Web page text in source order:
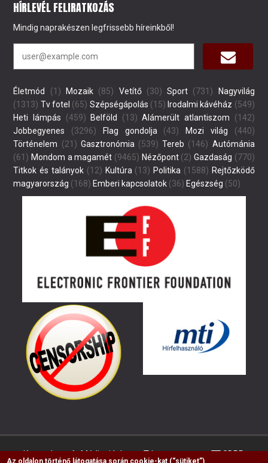
HÍRLEVÉL FELIRATKOZÁS
Mindig naprakészen legfrissebb híreinkből!
Életmód (1) Mozaik(85) Vetítő(30) Sport (731)
Nagyvilág
(1313) Tv fotel (65) Szépségápolás (15) Irodalmi kávéház (549)
Heti lámpás (459) Belföld (13) Alámerült atlantiszom (142)
Jobbegyenes (3296) Flag gondolja(43) Mozi világ (440)
Történelem (21) Gasztronómia(539) Tereb (146) Autómánia
(61) Mondom a magamét (9465) Nézőpont(2) Gazdaság (770)
Titkok és talányok(12) Kultúra(13) Politika (1588) Rejtőzködő
magyarország (168) Emberi kapcsolatok (36) Egészség (50)
Kapcsolat Médiaajánlat Impresszum GDPR
Az oldalon történő látogatása során cookie-kat (“sütiket”)